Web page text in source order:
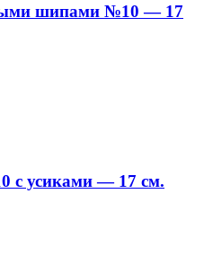
шипами №10 — 17
с усиками — 17 см.